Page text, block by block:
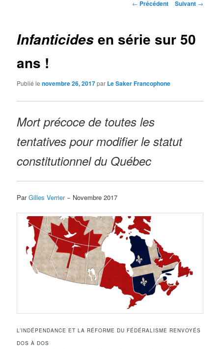
Navigation
← Précédent Suivant →
Infanticides en série sur 50
ans !
Publié lenovembre 26, 2017par Le Saker Francophone
Mort précoce de toutes les
tentatives pour modifier le statut
constitutionnel du Québec
ParGilles Verrier− Novembre 2017
L’INDÉPENDANCE ET LA RÉFORME DU FÉDÉRALISME RENVOYÉS
DOS À DOS